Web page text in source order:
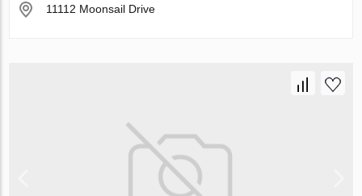
11112 Moonsail Drive